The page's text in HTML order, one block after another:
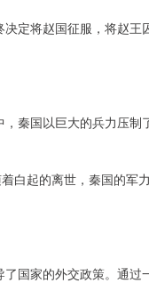
定将赵国征服，将赵王
秦国以巨大的兵力压制
白起的离世，秦国的军
国家的外交政策。通过